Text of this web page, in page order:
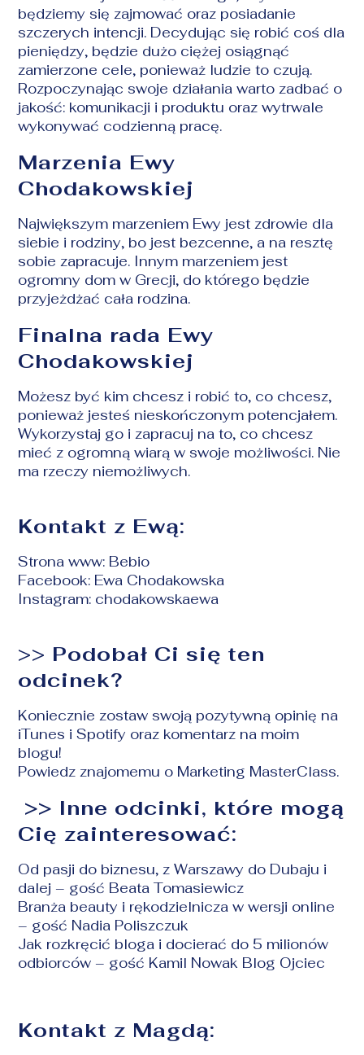
będziemy się zajmować oraz posiadanie
szczerych intencji. Decydując się robić coś dla
pieniędzy, będzie dużo ciężej osiągnąć
zamierzone cele, ponieważ ludzie to czują.
Rozpoczynając swoje działania warto zadbać o
jakość: komunikacji i produktu oraz wytrwale
wykonywać codzienną pracę.
Marzenia Ewy
Chodakowskiej
Największym marzeniem Ewy jest zdrowie dla
siebie i rodziny, bo jest bezcenne, a na resztę
sobie zapracuje. Innym marzeniem jest
ogromny dom w Grecji, do którego będzie
przyjeżdżać cała rodzina.
Finalna rada Ewy
Chodakowskiej
Możesz być kim chcesz i robić to, co chcesz,
ponieważ jesteś nieskończonym potencjałem.
Wykorzystaj go i zapracuj na to, co chcesz
mieć z ogromną wiarą w swoje możliwości. Nie
ma rzeczy niemożliwych.
Kontakt z Ewą:
Strona www: Bebio
Facebook: Ewa Chodakowska
Instagram: chodakowskaewa
>> Podobał Ci się ten
odcinek?
Koniecznie zostaw swoją pozytywną opinię na
iTunes i Spotify oraz komentarz na moim
blogu!
Powiedz znajomemu o Marketing MasterClass.
>> Inne odcinki, które mogą
Cię zainteresować:
Od pasji do biznesu, z Warszawy do Dubaju i
dalej – gość Beata Tomasiewicz
Branża beauty i rękodzielnicza w wersji online
– gość Nadia Poliszczuk
Jak rozkręcić bloga i docierać do 5 milionów
odbiorców – gość Kamil Nowak Blog Ojciec
Kontakt z Magdą: